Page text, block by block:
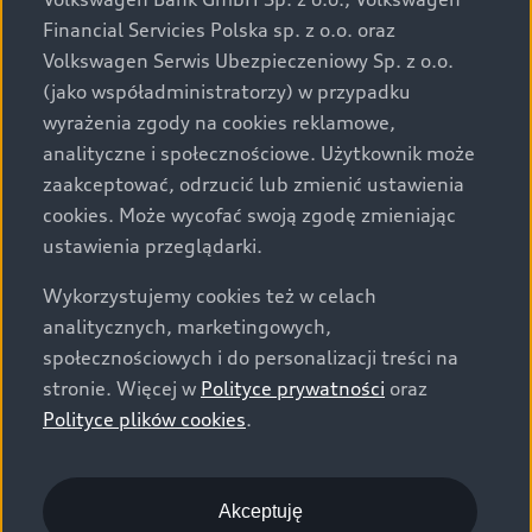
za dopłatą. Wiążące ustalenie ceny, wyposażenia i
specyfikacji pojazdu następują w umowie sprzedaży, a
określenie parametrów technicznych zawiera
świadectwo homologacji typu pojazdu. Zastrzegamy
sobie prawo do zmian i pomyłek. Wszelkie informacje
prezentowane na stronie są aktualne na dzień ich
zamieszczania. W celu uzyskania najnowszych
informacji prosimy kontaktować się z Partnerem Marki
Audi.
Wszystkie produkowane obecnie samochody marki Audi
są wykonywane z materiałów spełniających pod
względem możliwości odzysku i recyklingu wymagania
określone w normie ISO 22628 i są zgodne z
europejskimi świadectwami homologacji wydanymi wg
o.o. podlega obowiązkowi zapewnienia wszystkim
użytkownikom samochodów marki Volkswagen sieci
Financial Servicies Polska sp. z o.o. oraz
Volkswagen Serwis Ubezpieczeniowy Sp. z o.o.
(jako współadministratorzy) w przypadku
wyrażenia zgody na cookies reklamowe,
analityczne i społecznościowe. Użytkownik może
zaakceptować, odrzucić lub zmienić ustawienia
cookies. Może wycofać swoją zgodę zmieniając
ustawienia przeglądarki.
Wykorzystujemy cookies też w celach
analitycznych, marketingowych,
społecznościowych i do personalizacji treści na
stronie. Więcej w Polityce prywatności oraz
Polityce plików cookies.
Akceptuję